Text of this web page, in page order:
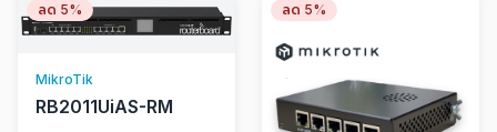
ลด 5%
MikroTik
RB2011UiAS-RM
ลด 5%